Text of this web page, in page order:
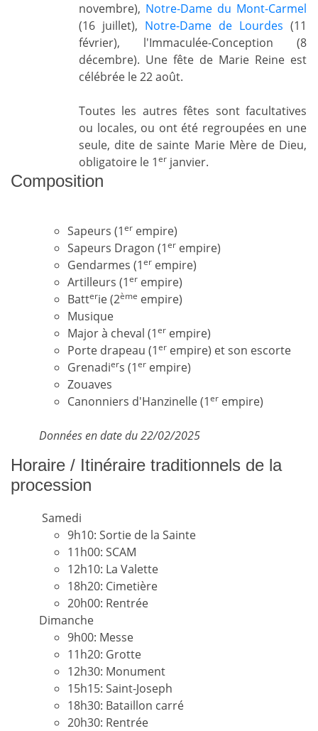
novembre), Notre-Dame du Mont-Carmel
(16 juillet), Notre-Dame de Lourdes (11
février), l'Immaculée-Conception (8
décembre). Une fête de Marie Reine est
célébrée le 22 août.
Toutes les autres fêtes sont facultatives
ou locales, ou ont été regroupées en une
seule, dite de sainte Marie Mère de Dieu,
obligatoire le 1er janvier.
Composition
Sapeurs (1er empire)
Sapeurs Dragon (1er empire)
Gendarmes (1er empire)
Artilleurs (1er empire)
Batterie (2ème empire)
Musique
Major à cheval (1er empire)
Porte drapeau (1er empire) et son escorte
Grenadiers (1er empire)
Zouaves
Canonniers d'Hanzinelle (1er empire)
Données en date du 22/02/2025
Horaire / Itinéraire traditionnels de la
procession
Samedi
9h10: Sortie de la Sainte
11h00: SCAM
12h10: La Valette
18h20: Cimetière
20h00: Rentrée
Dimanche
9h00: Messe
11h20: Grotte
12h30: Monument
15h15: Saint-Joseph
18h30: Bataillon carré
20h30: Rentrée